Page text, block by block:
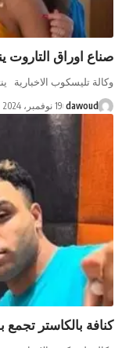
اوراق التاروت
تليسكوب الاخبارية ينتظر
dawoud 19 نوفمبر، 2024
بالكاستر تجمع